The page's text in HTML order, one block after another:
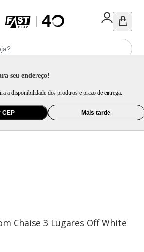
seu endereço!
a disponibilidade dos produtos e prazo de entrega.
CEP Mais tarde
para Sala de Estar / Sofá
Chaise 3 Lugares Off White